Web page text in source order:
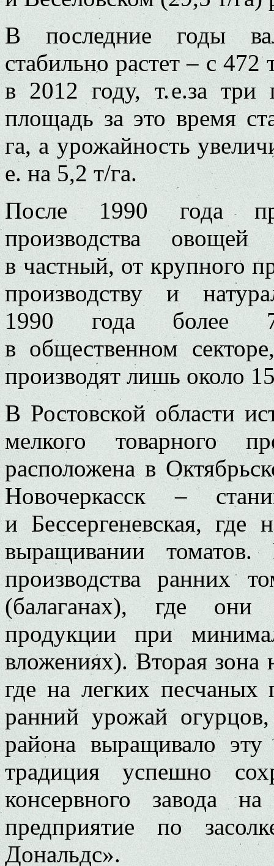
В последние годы
стабильно растет – с
в 2012 году, т. е.за
площадь за это время
га, а урожайность
е. на 5,2 т/га.
После 1990 года
производства
в частный, от крупного
производству и
1990 года более
в общественном
производят лишь около
В Ростовской области
мелкого товарного
расположена в
Новочеркасск –
и Бессергеневская, где
выращивании томатов.
производства ранних
(балаганах), где
продукции при
вложениях). Вторая зона
где на легких песчаных
ранний урожай
района выращивало
традиция успешно
консервного завода
предприятие по
Дональдс».